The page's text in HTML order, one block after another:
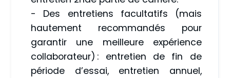
- Des entretiens facultatifs (mais
hautement recommandés pour
garantir une meilleure expérience
collaborateur) : entretien de fin de
période d’essai, entretien annuel,